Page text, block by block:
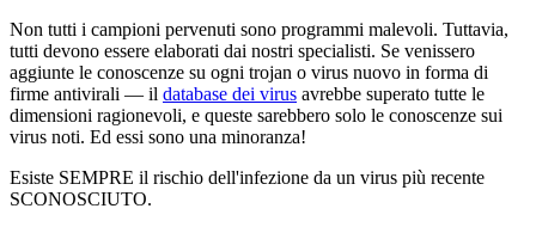
Non tutti i campioni pervenuti sono programmi malevoli. Tuttavia,
tutti devono essere elaborati dai nostri specialisti. Se venissero
aggiunte le conoscenze su ogni trojan o virus nuovo in forma di
firme antivirali — il database dei virus avrebbe superato tutte le
dimensioni ragionevoli, e queste sarebbero solo le conoscenze sui
virus noti. Ed essi sono una minoranza!
Esiste SEMPRE il rischio dell'infezione da un virus più recente
SCONOSCIUTO.